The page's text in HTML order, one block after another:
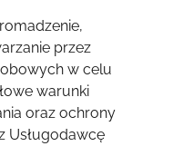
przez
w celu
warunki
oraz ochrony
Usługodawcę